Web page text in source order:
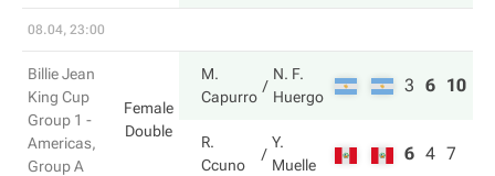
08.04, 23:00
Billie Jean
King Cup
Group 1 -
Americas,
Group A
Female
Double
M.
Capurro
N. F.
Huergo
3 6 10
R.
Ccuno
Y.
Muelle
6 4 7